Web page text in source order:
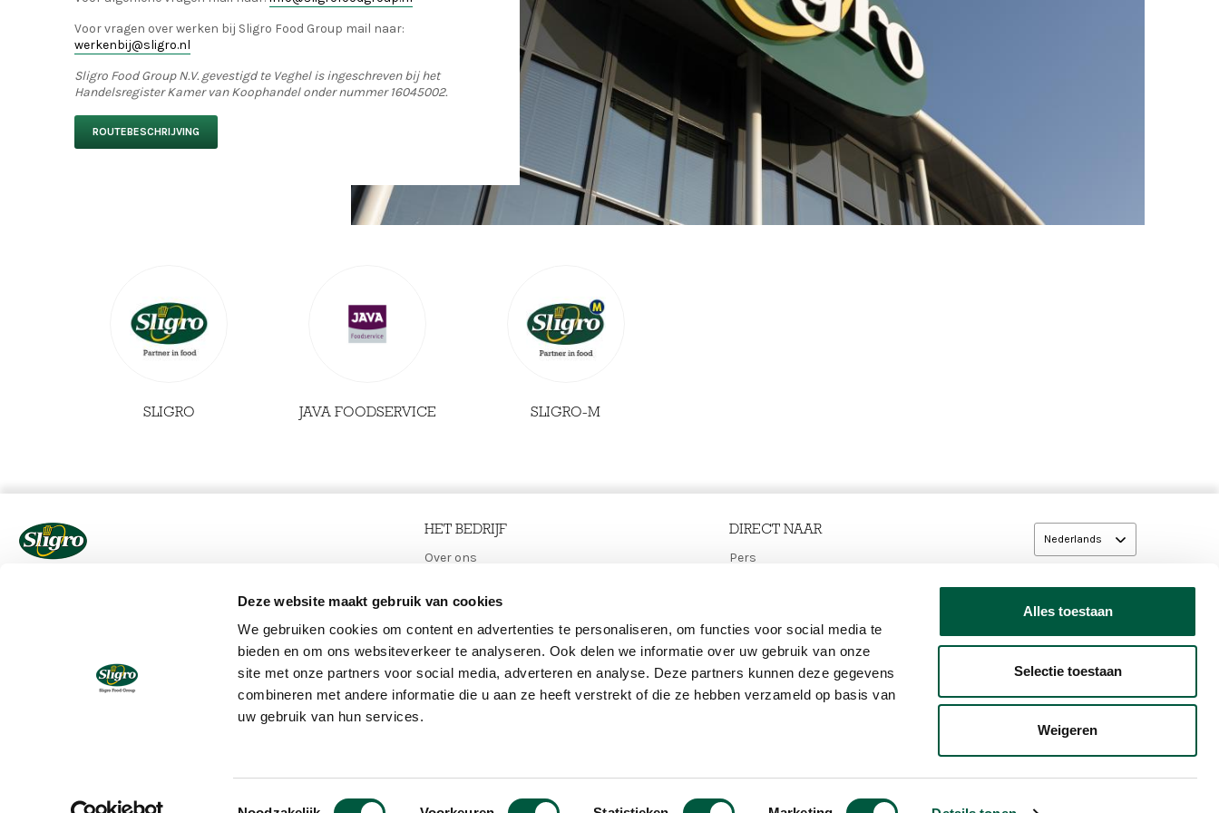
Deze website maakt gebruik van cookies
We gebruiken cookies om content en advertenties te personaliseren, om functies voor social media te
bieden en om ons websiteverkeer te analyseren. Ook delen we informatie over uw gebruik van onze
site met onze partners voor social media, adverteren en analyse. Deze partners kunnen deze gegevens
combineren met andere informatie die u aan ze heeft verstrekt of die ze hebben verzameld op basis van
uw gebruik van hun services.
Toestemmingsselectie
Alles toestaan
Selectie toestaan
Weigeren
Voor vragen over werken bij Sligro Food Group mail naar:
werkenbij@sligro.nl
Sligro Food Group N.V. gevestigd te Veghel is ingeschreven bij het
Handelsregister Kamer van Koophandel onder nummer 16045002.
ROUTEBESCHRIJVING
SLIGRO JAVA FOODSERVICE SLIGRO-M
professionele markt voor de foodliefhebber in
gezamenlijke bezorgstructuur en shared services. De
bedrijven van Sligro Food Group Belgium hebben alles
HET BEDRIJF
Main
navigation
Over ons
ESG
DIRECT NAAR
Secondary
Pers
Nederlands
Footer